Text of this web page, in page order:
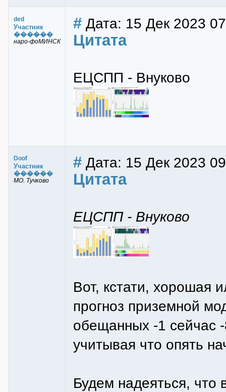
ded
Участник
������
наро-фоМИНСК
# Дата: 15 Дек 2023
Цитата
ЕЦСПП - Внуково
Doof
Участник
������
МО. Тучково
# Дата: 15 Дек 2023
Цитата
ЕЦСПП - Внуково
Вот, кстати, хорошая
прогноз приземной
обещанных -1 сейчас
учитывая что опять
Будем надеяться, что